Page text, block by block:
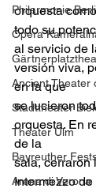
Philarmonie
Opera
Ancient Theater
Stadttheater
Theater Ulm
Bayreuther
Arena di Verona
orquesta
todo su
al servicio de
versión viva,
en la que
se lucieron
orquesta. En
de la
sala, cerraron
Intermezzo